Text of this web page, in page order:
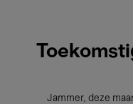
Jammer, deze